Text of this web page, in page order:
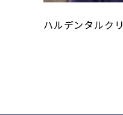
ハルデンタルク